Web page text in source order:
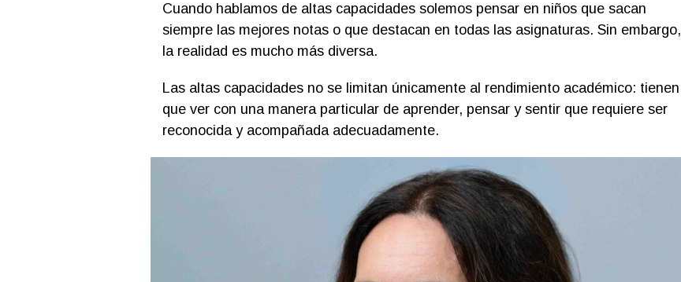
Cuando hablamos de altas capacidades solemos pensar en niños que sacan
siempre las mejores notas o que destacan en todas las asignaturas. Sin embargo,
la realidad es mucho más diversa.
Las altas capacidades no se limitan únicamente al rendimiento académico: tienen
que ver con una manera particular de aprender, pensar y sentir que requiere ser
reconocida y acompañada adecuadamente.